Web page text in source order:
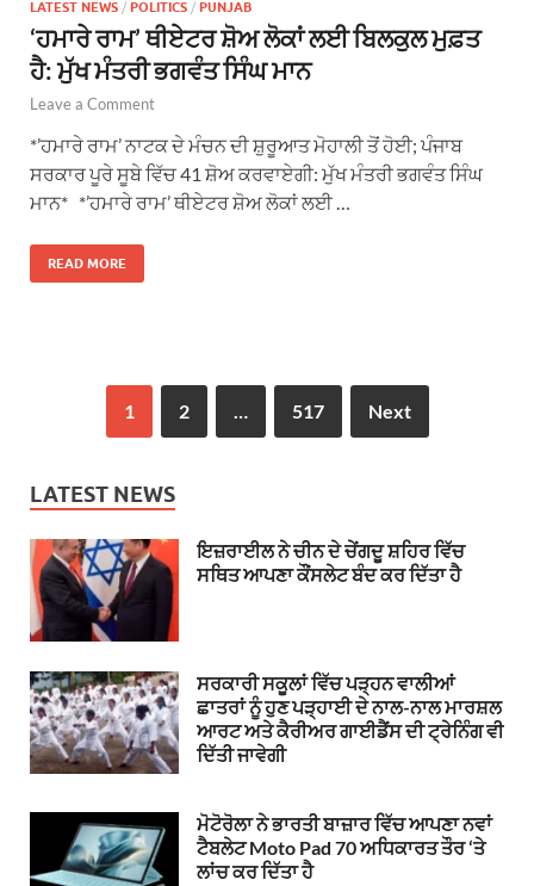
LATEST NEWS / POLITICS / PUNJAB
‘ਹਮਾਰੇ ਰਾਮ’ ਥੀਏਟਰ ਸ਼ੋਅ ਲੋਕਾਂ ਲਈ ਬਿਲਕੁਲ ਮੁਫ਼ਤ
ਹੈ: ਮੁੱਖ ਮੰਤਰੀ ਭਗਵੰਤ ਸਿੰਘ ਮਾਨ
Leave a Comment
*’ਹਮਾਰੇ ਰਾਮ’ ਨਾਟਕ ਦੇ ਮੰਚਨ ਦੀ ਸ਼ੁਰੂਆਤ ਮੋਹਾਲੀ ਤੋਂ ਹੋਈ; ਪੰਜਾਬ
ਸਰਕਾਰ ਪੂਰੇ ਸੂਬੇ ਵਿੱਚ 41 ਸ਼ੋਅ ਕਰਵਾਏਗੀ: ਮੁੱਖ ਮੰਤਰੀ ਭਗਵੰਤ ਸਿੰਘ
ਮਾਨ* *’ਹਮਾਰੇ ਰਾਮ’ ਥੀਏਟਰ ਸ਼ੋਅ ਲੋਕਾਂ ਲਈ …
READ MORE
1 2 … 517 Next
LATEST NEWS
ਇਜ਼ਰਾਈਲ ਨੇ ਚੀਨ ਦੇ ਚੇਂਗਦੂ ਸ਼ਹਿਰ ਵਿੱਚ
ਸਥਿਤ ਆਪਣਾ ਕੌਂਸਲੇਟ ਬੰਦ ਕਰ ਦਿੱਤਾ ਹੈ
ਸਰਕਾਰੀ ਸਕੂਲਾਂ ਵਿੱਚ ਪੜ੍ਹਨ ਵਾਲੀਆਂ
ਛਾਤਰਾਂ ਨੂੰ ਹੁਣ ਪੜ੍ਹਾਈ ਦੇ ਨਾਲ-ਨਾਲ ਮਾਰਸ਼ਲ
ਆਰਟ ਅਤੇ ਕੈਰੀਅਰ ਗਾਈਡੈਂਸ ਦੀ ਟ੍ਰੇਨਿੰਗ ਵੀ
ਦਿੱਤੀ ਜਾਵੇਗੀ
ਮੋਟੋਰੋਲਾ ਨੇ ਭਾਰਤੀ ਬਾਜ਼ਾਰ ਵਿੱਚ ਆਪਣਾ ਨਵਾਂ
ਟੈਬਲੇਟ Moto Pad 70 ਅਧਿਕਾਰਤ ਤੌਰ ‘ਤੇ
ਲਾਂਚ ਕਰ ਦਿੱਤਾ ਹੈ